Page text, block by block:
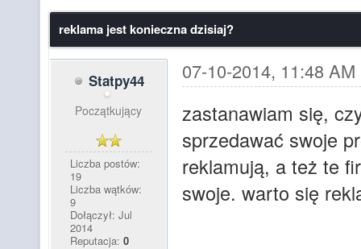
reklama jest konieczna dzisiaj?
Statpy44
Początkujący
Liczba postów:
19
Liczba wątków:
9
Dołączył: Jul
2014
Reputacja: 0
07-10-2014, 11:48 AM
zastanawiam się,
sprzedawać swoje
reklamują, a też te
swoje. warto się